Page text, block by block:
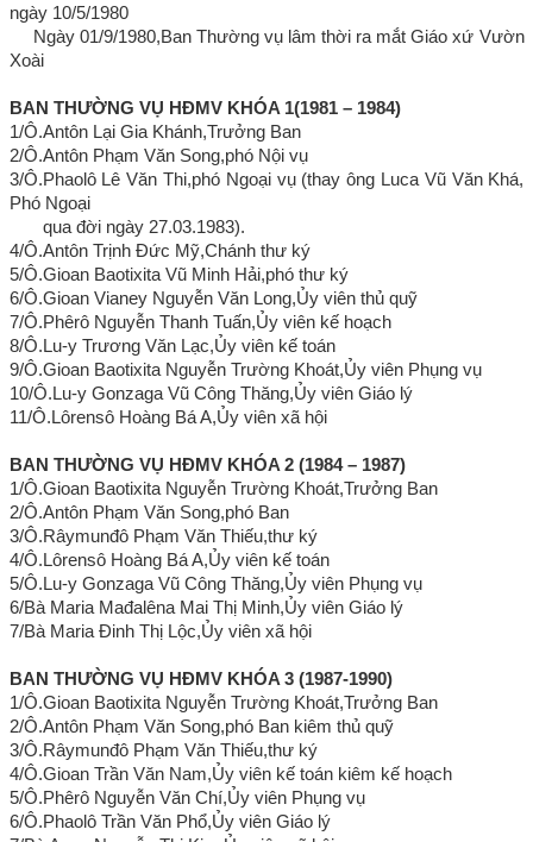
ngày 10/5/1980
Ngày 01/9/1980,Ban Thường vụ lâm thời ra mắt Giáo xứ Vườn
Xoài
BAN THƯỜNG VỤ HĐMV KHÓA 1(1981 – 1984)
1/Ô.Antôn Lại Gia Khánh,Trưởng Ban
2/Ô.Antôn Phạm Văn Song,phó Nội vụ
3/Ô.Phaolô Lê Văn Thi,phó Ngoại vụ (thay ông Luca Vũ Văn Khá,
Phó Ngoại
qua đời ngày 27.03.1983).
4/Ô.Antôn Trịnh Đức Mỹ,Chánh thư ký
5/Ô.Gioan Baotixita Vũ Minh Hải,phó thư ký
6/Ô.Gioan Vianey Nguyễn Văn Long,Ủy viên thủ quỹ
7/Ô.Phêrô Nguyễn Thanh Tuấn,Ủy viên kế hoạch
8/Ô.Lu-y Trương Văn Lạc,Ủy viên kế toán
9/Ô.Gioan Baotixita Nguyễn Trường Khoát,Ủy viên Phụng vụ
10/Ô.Lu-y Gonzaga Vũ Công Thăng,Ủy viên Giáo lý
11/Ô.Lôrensô Hoàng Bá A,Ủy viên xã hội
BAN THƯỜNG VỤ HĐMV KHÓA 2 (1984 – 1987)
1/Ô.Gioan Baotixita Nguyễn Trường Khoát,Trưởng Ban
2/Ô.Antôn Phạm Văn Song,phó Ban
3/Ô.Râymunđô Phạm Văn Thiếu,thư ký
4/Ô.Lôrensô Hoàng Bá A,Ủy viên kế toán
5/Ô.Lu-y Gonzaga Vũ Công Thăng,Ủy viên Phụng vụ
6/Bà Maria Mađalêna Mai Thị Minh,Ủy viên Giáo lý
7/Bà Maria Đinh Thị Lộc,Ủy viên xã hội
BAN THƯỜNG VỤ HĐMV KHÓA 3 (1987-1990)
1/Ô.Gioan Baotixita Nguyễn Trường Khoát,Trưởng Ban
2/Ô.Antôn Phạm Văn Song,phó Ban kiêm thủ quỹ
3/Ô.Râymunđô Phạm Văn Thiếu,thư ký
4/Ô.Gioan Trần Văn Nam,Ủy viên kế toán kiêm kế hoạch
5/Ô.Phêrô Nguyễn Văn Chí,Ủy viên Phụng vụ
6/Ô.Phaolô Trần Văn Phổ,Ủy viên Giáo lý